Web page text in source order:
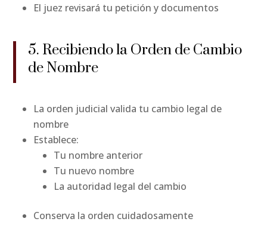
El juez revisará tu petición y documentos
5. Recibiendo la Orden de Cambio
de Nombre
La orden judicial valida tu cambio legal de
nombre
Establece:
Tu nombre anterior
Tu nuevo nombre
La autoridad legal del cambio
Conserva la orden cuidadosamente